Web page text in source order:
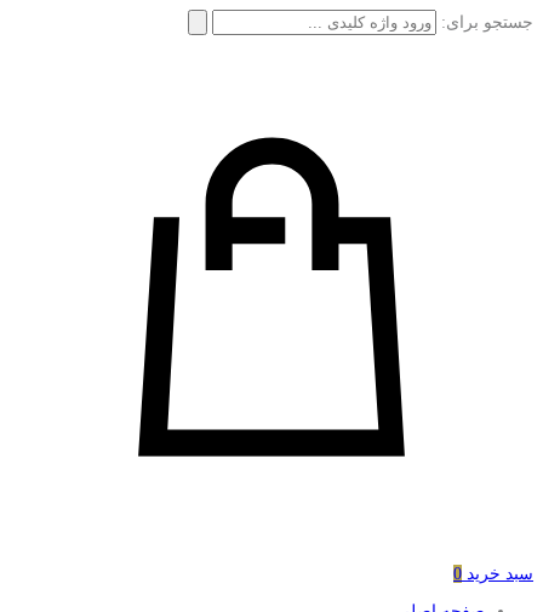
جستجو برای:
سبد خرید 0